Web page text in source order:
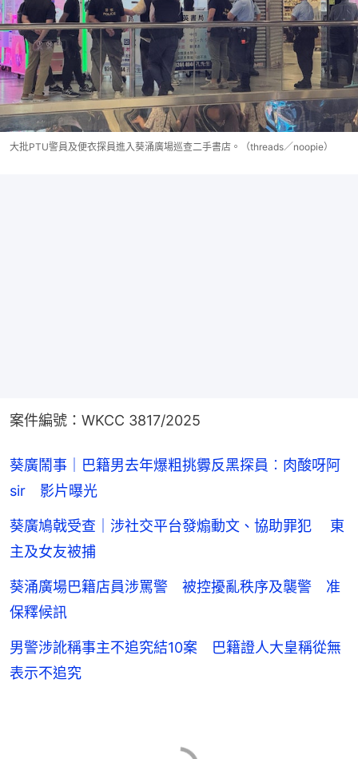
大批PTU警員及便衣探員進入葵涌廣場巡查二手書店。（threads／noopie）
案件編號：WKCC 3817/2025
葵廣鬧事｜巴籍男去年爆粗挑釁反黑探員︰肉酸呀阿
sir 影片曝光
葵廣鳩戟受查｜涉社交平台發煽動文、協助罪犯 東
主及女友被捕
葵涌廣場巴籍店員涉罵警 被控擾亂秩序及襲警 准
保釋候訊
男警涉訛稱事主不追究結10案 巴籍證人大皇稱從無
表示不追究